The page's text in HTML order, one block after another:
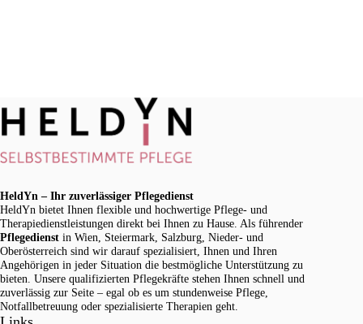
HeldYn – Ihr zuverlässiger Pflegedienst
HeldYn bietet Ihnen flexible und hochwertige Pflege- und
Therapiedienstleistungen direkt bei Ihnen zu Hause. Als führender
Pflegedienst in Wien, Steiermark, Salzburg, Nieder- und
Oberösterreich sind wir darauf spezialisiert, Ihnen und Ihren
Angehörigen in jeder Situation die bestmögliche Unterstützung zu
bieten. Unsere qualifizierten Pflegekräfte stehen Ihnen schnell und
zuverlässig zur Seite – egal ob es um stundenweise Pflege,
Notfallbetreuung oder spezialisierte Therapien geht.